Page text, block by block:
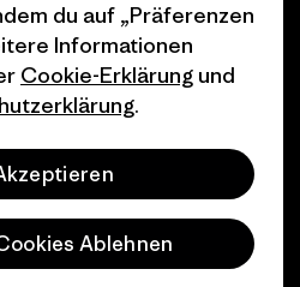
Reserved.
du auf „Präferenzen
Informationen
Cookie-Erklärung und
.
Ablehnen